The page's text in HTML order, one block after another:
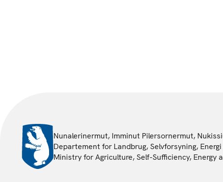
Nunalerinermut, Imminut Pilersornermut,
Departement for Landbrug, Selvforsyning,
Ministry for Agriculture, Self-Sufficiency, Energy